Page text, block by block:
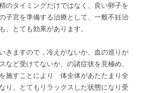
のタイミングだけではなく、良い卵子を
子宮を準備する治療として、一般不妊治
、とても効果があります。
きますので，冷えがないか、血の巡りが
など受けてないか、の諸症状を見極め、
施すことにより 体全体があたたまり全
り、とてもリラックスした状態になり受